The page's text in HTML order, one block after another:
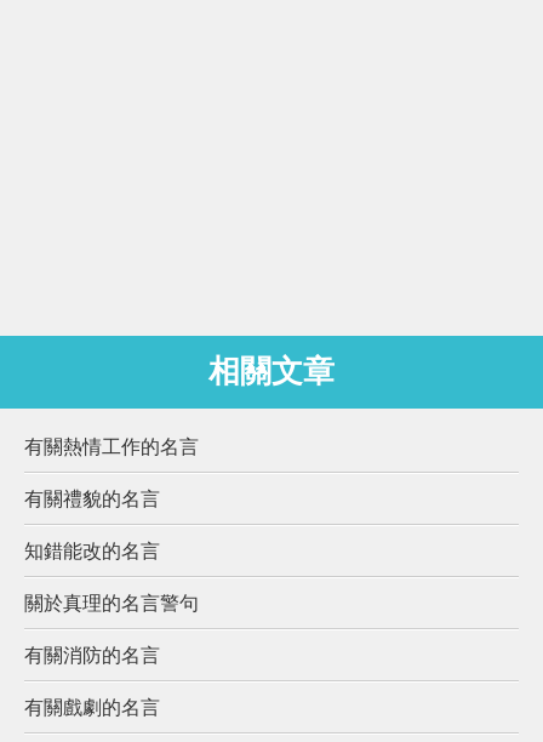
相關文章
有關熱情工作的名言
有關禮貌的名言
知錯能改的名言
關於真理的名言警句
有關消防的名言
有關戲劇的名言